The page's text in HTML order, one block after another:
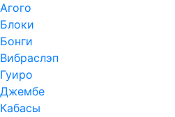
Агого
Блоки
Бонги
Вибраслэп
Гуиро
Джембе
Кабасы